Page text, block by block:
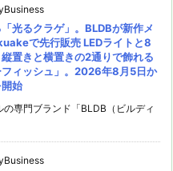
光るクラゲ」。BLDBが新作メ
で先行販売 LEDライトと8
置きと横置きの2通りで飾れる
フィッシュ」。2026年8月5日か
始
専門ブランド「BLDB（ビルディ